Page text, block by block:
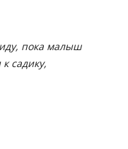
пока малыш
садику,